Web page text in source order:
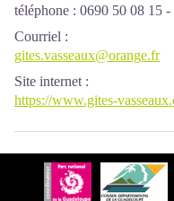
téléphone : 0690 50 08 15
Courriel :
gites.vasseaux@orange.fr
Site internet :
https://www.gites-